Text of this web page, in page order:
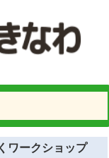
ワークショップ